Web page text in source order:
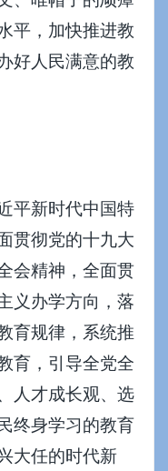
平，加快推进教
好人民满意的教
新时代中国特
贯彻党的十九大
会精神，全面贯
义办学方向，落
育规律，系统推
育，引导全党全
人才成长观、选
终身学习的教育
大任的时代新